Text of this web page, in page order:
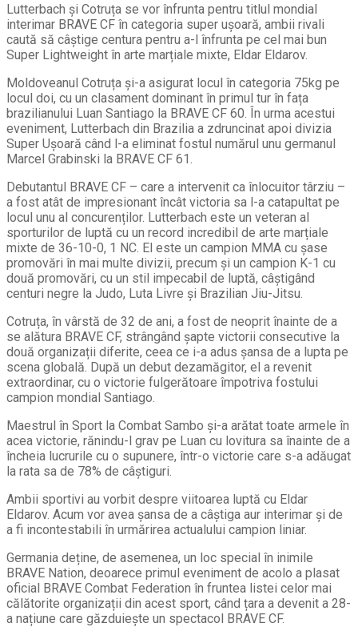
Lutterbach și Cotruța se vor înfrunta pentru titlul mondial
interimar BRAVE CF în categoria super ușoară, ambii rivali
caută să câștige centura pentru a-l înfrunta pe cel mai bun
Super Lightweight în arte marțiale mixte, Eldar Eldarov.
Moldoveanul Cotruța și-a asigurat locul în categoria 75kg pe
locul doi, cu un clasament dominant în primul tur în fața
brazilianului Luan Santiago la BRAVE CF 60. În urma acestui
eveniment, Lutterbach din Brazilia a zdruncinat apoi divizia
Super Ușoară când l-a eliminat fostul numărul unu germanul
Marcel Grabinski la BRAVE CF 61.
Debutantul BRAVE CF – care a intervenit ca înlocuitor târziu –
a fost atât de impresionant încât victoria sa l-a catapultat pe
locul unu al concurenților. Lutterbach este un veteran al
sporturilor de luptă cu un record incredibil de arte marțiale
mixte de 36-10-0, 1 NC. El este un campion MMA cu șase
promovări în mai multe divizii, precum și un campion K-1 cu
două promovări, cu un stil impecabil de luptă, câștigând
centuri negre la Judo, Luta Livre și Brazilian Jiu-Jitsu.
Cotruța, în vârstă de 32 de ani, a fost de neoprit înainte de a
se alătura BRAVE CF, strângând șapte victorii consecutive la
două organizații diferite, ceea ce i-a adus șansa de a lupta pe
scena globală. După un debut dezamăgitor, el a revenit
extraordinar, cu o victorie fulgerătoare împotriva fostului
campion mondial Santiago.
Maestrul în Sport la Combat Sambo și-a arătat toate armele în
acea victorie, rănindu-l grav pe Luan cu lovitura sa înainte de a
încheia lucrurile cu o supunere, într-o victorie care s-a adăugat
la rata sa de 78% de câștiguri.
Ambii sportivi au vorbit despre viitoarea luptă cu Eldar
Eldarov. Acum vor avea șansa de a câștiga aur interimar și de
a fi incontestabili în urmărirea actualului campion liniar.
Germania deține, de asemenea, un loc special în inimile
BRAVE Nation, deoarece primul eveniment de acolo a plasat
oficial BRAVE Combat Federation în fruntea listei celor mai
călătorite organizații din acest sport, când țara a devenit a 28-
a națiune care găzduiește un spectacol BRAVE CF.